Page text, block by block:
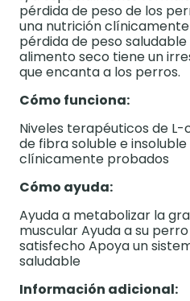
pérdida de peso de los
una nutrición
pérdida de peso
alimento seco tiene un
que encanta a los perros.
Cómo funciona:
Niveles terapéuticos de
de fibra soluble e
clínicamente probados
Cómo ayuda:
Ayuda a metabolizar la
muscular Ayuda a su
satisfecho Apoya un
saludable
Información adicional: